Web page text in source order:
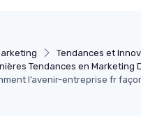
Tendances et
Tendances en Marketing
l’avenir-entreprise fr